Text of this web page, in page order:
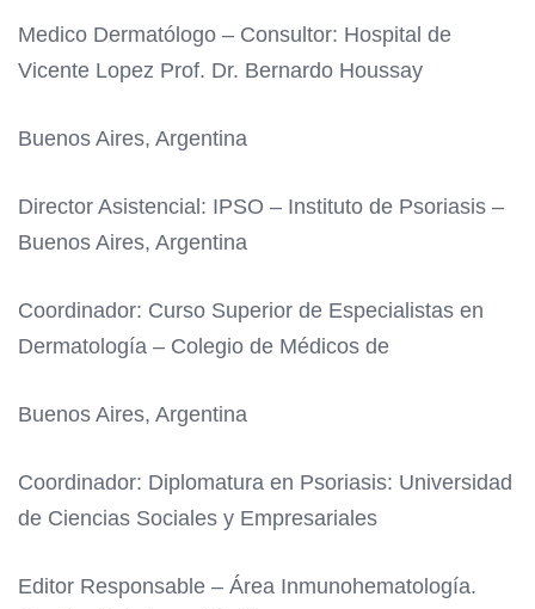
Medico Dermatólogo – Consultor: Hospital de
Vicente Lopez Prof. Dr. Bernardo Houssay
Buenos Aires, Argentina
Director Asistencial: IPSO – Instituto de Psoriasis –
Buenos Aires, Argentina
Coordinador: Curso Superior de Especialistas en
Dermatología – Colegio de Médicos de
Buenos Aires, Argentina
Coordinador: Diplomatura en Psoriasis: Universidad
de Ciencias Sociales y Empresariales
Editor Responsable – Área Inmunohematología.